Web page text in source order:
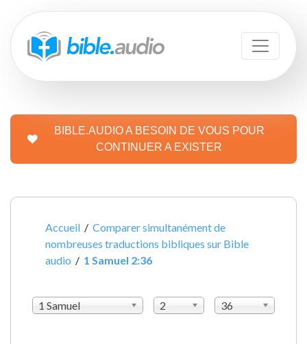
BIBLE.AUDIO A BESOIN DE VOUS POUR
CONTINUER A EXISTER
Accueil /Comparer simultanément de
nombreuses traductions bibliques sur Bible
audio / 1 Samuel 2:36
1 Samuel 2 36